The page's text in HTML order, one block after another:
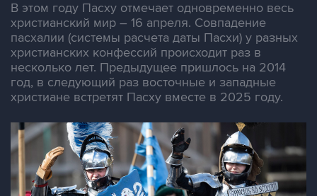
В этом году Пасху отмечает одновременно весь
христианский мир – 16 апреля. Совпадение
пасхалии (системы расчета даты Пасхи) у разных
христианских конфессий происходит раз в
несколько лет. Предыдущее пришлось на 2014
год, в следующий раз восточные и западные
христиане встретят Пасху вместе в 2025 году.